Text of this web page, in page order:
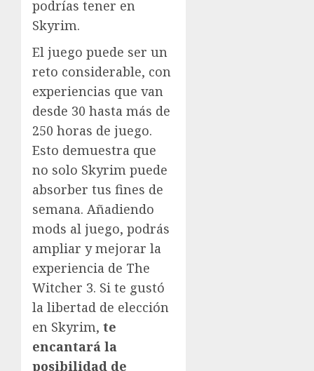
podrías tener en
Skyrim.
El juego puede ser un
reto considerable, con
experiencias que van
desde 30 hasta más de
250 horas de juego.
Esto demuestra que
no solo Skyrim puede
absorber tus fines de
semana. Añadiendo
mods al juego, podrás
ampliar y mejorar la
experiencia de The
Witcher 3. Si te gustó
la libertad de elección
en Skyrim, te
encantará la
posibilidad de